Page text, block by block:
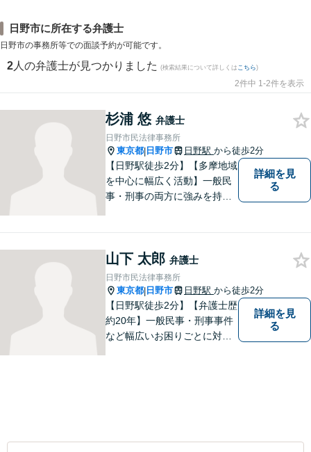
日野市に所在する弁護士
日野市の事務所等での面談予約が可能です。
2 人の弁護士が見つかりました (検索結果について詳しくは こちら)
2件中 1-2件を表示
杉浦 悠 弁護士
日野市民法律事務所
東京都| 日野市 日野駅 から徒歩2分
【日野駅徒歩2分】【多摩地域
を中心に幅広く活動】一般民
事・刑事の両方に強みを持つ
です。まずはお気軽にご相談
ください。【子連れ相談OK】
詳細を見
る
山下 太郎 弁護士
日野市民法律事務所
東京都| 日野市 日野駅 から徒歩2分
【日野駅徒歩2分】【弁護士歴
約20年】一般民事・刑事事件
など幅広いお困りごとに対応
詳細を見
る